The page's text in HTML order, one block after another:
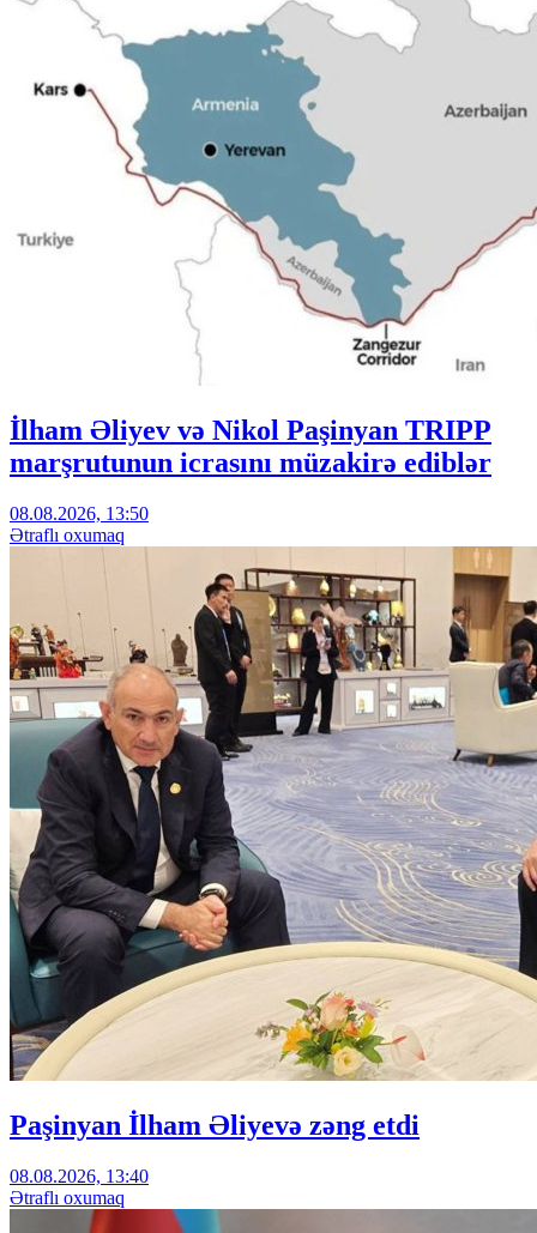
İlham Əliyev və Nikol Paşinyan TRIPP
marşrutunun icrasını müzakirə ediblər
08.08.2026, 13:50
Ətraflı oxumaq
Paşinyan İlham Əliyevə zəng etdi
08.08.2026, 13:40
Ətraflı oxumaq